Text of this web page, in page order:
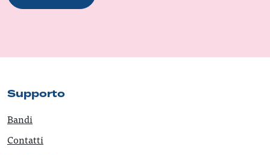
Supporto
Bandi
Contatti